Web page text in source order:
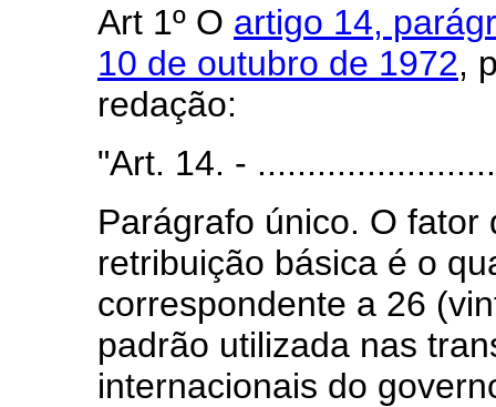
Art 1º O artigo 14,
10 de outubro de 1972,
redação:
"Art. 14. -
Parágrafo único. O
retribuição básica é o
correspondente a 26
padrão utilizada nas
internacionais do